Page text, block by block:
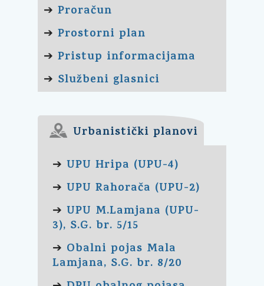
➔ Proračun
➔ Prostorni plan
➔ Pristup informacijama
➔ Službeni glasnici
Urbanistički planovi
➔ UPU Hripa (UPU-4)
➔ UPU Rahorača (UPU-2)
➔ UPU M.Lamjana (UPU-
3), S.G. br. 5/15
➔ Obalni pojas Mala
Lamjana, S.G. br. 8/20